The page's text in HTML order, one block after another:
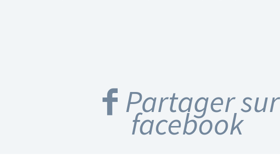
Partager sur
facebook